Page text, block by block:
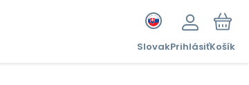
SlovakPrihlásiťKošík